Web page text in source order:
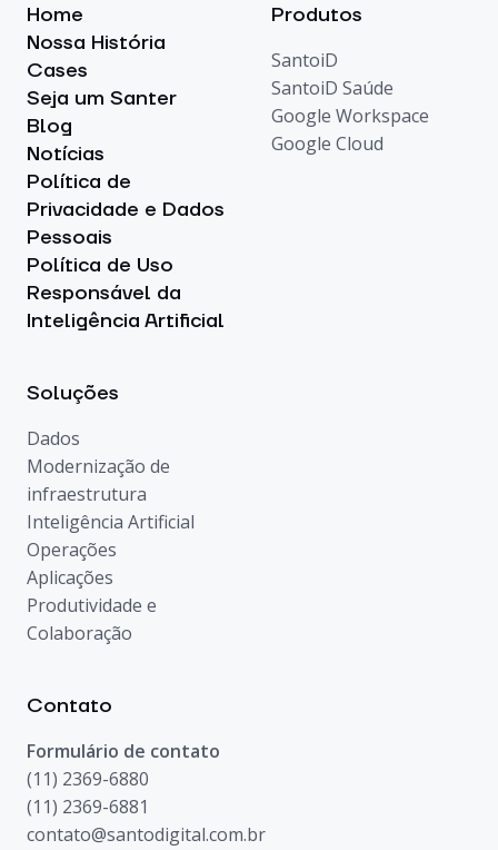
Home
Nossa História
Cases
Seja um Santer
Blog
Notícias
Política de
Privacidade e Dados
Pessoais
Política de Uso
Responsável da
Inteligência Artificial
Produtos
SantoiD
SantoiD Saúde
Google Workspace
Google Cloud
Soluções
Dados
Modernização de
infraestrutura
Inteligência Artificial
Operações
Aplicações
Produtividade e
Colaboração
Contato
Formulário de contato
(11) 2369-6880
(11) 2369-6881
contato@santodigital.com.br